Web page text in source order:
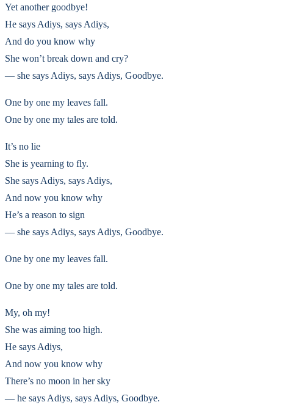
Yet another goodbye!
He says Adiуs, says Adiуs,
And do you know why
She won’t break down and cry?
— she says Adiуs, says Adiуs, Goodbye.
One by one my leaves fall.
One by one my tales are told.
It’s no lie
She is yearning to fly.
She says Adiуs, says Adiуs,
And now you know why
He’s a reason to sign
— she says Adiуs, says Adiуs, Goodbye.
One by one my leaves fall.
One by one my tales are told.
My, oh my!
She was aiming too high.
He says Adiуs,
And now you know why
There’s no moon in her sky
— he says Adiуs, says Adiуs, Goodbye.